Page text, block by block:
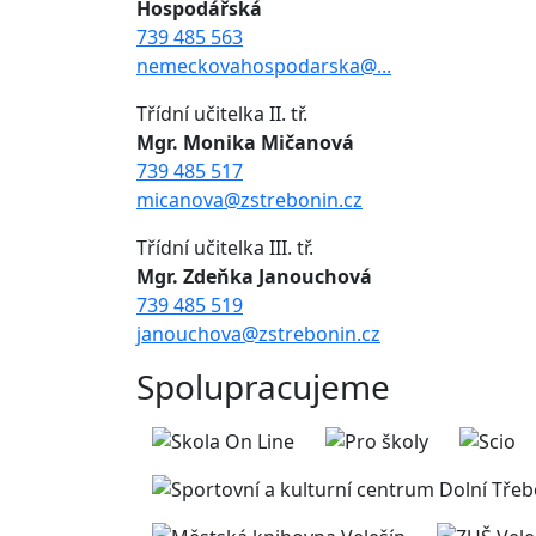
Hospodářská
739 485 563
nemeckovahospodarska@...
Třídní učitelka II. tř.
Mgr. Monika Mičanová
739 485 517
micanova@zstrebonin.cz
Třídní učitelka III. tř.
Mgr. Zdeňka Janouchová
739 485 519
janouchova@zstrebonin.cz
Spolupracujeme